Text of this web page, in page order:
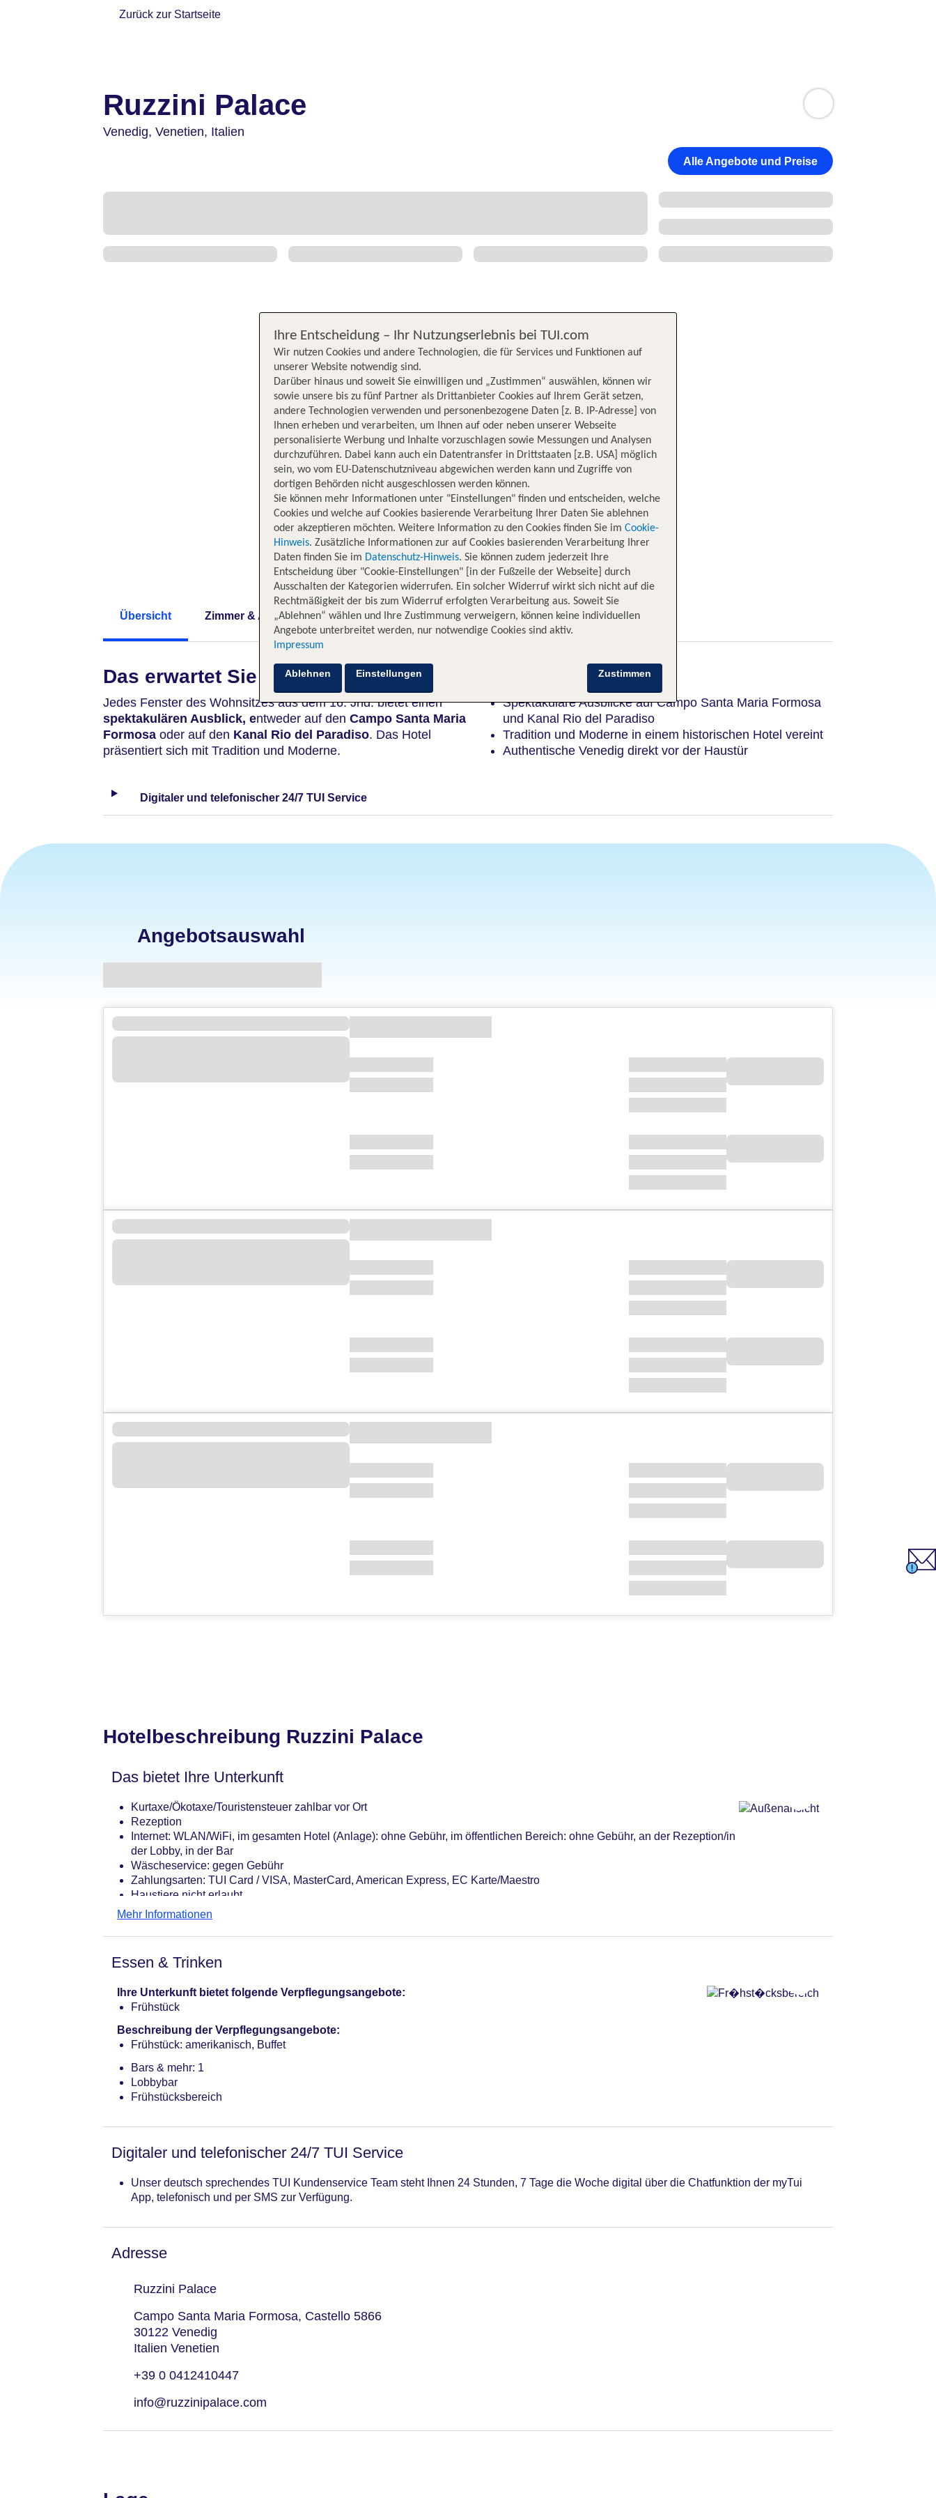
Zurück zur Startseite
Ruzzini Palace
Venedig, Venetien, Italien
Alle Angebote und Preise
Übersicht Zimmer & Angebote Hotelinformationen Lage Bewertungen
Das erwartet Sie
Jedes Fenster des Wohnsitzes aus dem 16. Jhd. bietet einen
spektakulären Ausblick, entweder auf den Campo Santa Maria
Formosa oder auf den Kanal Rio del Paradiso. Das Hotel
präsentiert sich mit Tradition und Moderne.
Spektakuläre Ausblicke auf Campo Santa Maria Formosa
und Kanal Rio del Paradiso
Tradition und Moderne in einem historischen Hotel vereint
Authentische Venedig direkt vor der Haustür
Digitaler und telefonischer 24/7 TUI Service
Angebotsauswahl
Hotelbeschreibung Ruzzini Palace
Das bietet Ihre Unterkunft
Kurtaxe/Ökotaxe/Touristensteuer zahlbar vor Ort
Rezeption
Internet: WLAN/WiFi, im gesamten Hotel (Anlage): ohne Gebühr, im öffentlichen Bereich: ohne Gebühr, an der Rezeption/in
der Lobby, in der Bar
Wäscheservice: gegen Gebühr
Zahlungsarten: TUI Card / VISA, MasterCard, American Express, EC Karte/Maestro
Haustiere nicht erlaubt
Zimmer: 28
Mehr Informationen
Essen & Trinken
Ihre Unterkunft bietet folgende Verpflegungsangebote:
Frühstück
Beschreibung der Verpflegungsangebote:
Frühstück: amerikanisch, Buffet
Bars & mehr: 1
Lobbybar
Frühstücksbereich
Digitaler und telefonischer 24/7 TUI Service
Unser deutsch sprechendes TUI Kundenservice Team steht Ihnen 24 Stunden, 7 Tage die Woche digital über die Chatfunktion der myTui
App, telefonisch und per SMS zur Verfügung.
Adresse
Ruzzini Palace
Campo Santa Maria Formosa, Castello 5866
30122 Venedig
Italien Venetien
+39 0 0412410447
info@ruzzinipalace.com
Ihre Entscheidung – Ihr Nutzungserlebnis bei TUI.com
Wir nutzen Cookies und andere Technologien, die für Services und Funktionen auf
unserer Website notwendig sind.
Darüber hinaus und soweit Sie einwilligen und „Zustimmen“ auswählen, können wir
sowie unsere bis zu fünf Partner als Drittanbieter Cookies auf Ihrem Gerät setzen,
andere Technologien verwenden und personenbezogene Daten [z. B. IP-Adresse] von
Ihnen erheben und verarbeiten, um Ihnen auf oder neben unserer Webseite
personalisierte Werbung und Inhalte vorzuschlagen sowie Messungen und Analysen
durchzuführen. Dabei kann auch ein Datentransfer in Drittstaaten [z.B. USA] möglich
sein, wo vom EU-Datenschutzniveau abgewichen werden kann und Zugriffe von
dortigen Behörden nicht ausgeschlossen werden können.
Sie können mehr Informationen unter "Einstellungen" finden und entscheiden, welche
Cookies und welche auf Cookies basierende Verarbeitung Ihrer Daten Sie ablehnen
oder akzeptieren möchten. Weitere Information zu den Cookies finden Sie im Cookie-
Hinweis. Zusätzliche Informationen zur auf Cookies basierenden Verarbeitung Ihrer
Daten finden Sie im Datenschutz-Hinweis. Sie können zudem jederzeit Ihre
Entscheidung über "Cookie-Einstellungen" [in der Fußzeile der Webseite] durch
Ausschalten der Kategorien widerrufen. Ein solcher Widerruf wirkt sich nicht auf die
Rechtmäßigkeit der bis zum Widerruf erfolgten Verarbeitung aus. Soweit Sie
„Ablehnen“ wählen und Ihre Zustimmung verweigern, können keine individuellen
Angebote unterbreitet werden, nur notwendige Cookies sind aktiv.
Impressum
Zustimmen
Ablehnen Einstellungen